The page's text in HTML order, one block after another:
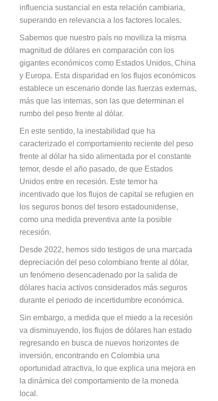
influencia sustancial en esta relación cambiaria,
superando en relevancia a los factores locales.
Sabemos que nuestro país no moviliza la misma
magnitud de dólares en comparación con los
gigantes económicos como Estados Unidos, China
y Europa. Esta disparidad en los flujos económicos
establece un escenario donde las fuerzas externas,
más que las internas, son las que determinan el
rumbo del peso frente al dólar.
En este sentido, la inestabilidad que ha
caracterizado el comportamiento reciente del peso
frente al dólar ha sido alimentada por el constante
temor, desde el año pasado, de que Estados
Unidos entre en recesión. Este temor ha
incentivado que los flujos de capital se refugien en
los seguros bonos del tesoro estadounidense,
como una medida preventiva ante la posible
recesión.
Desde 2022, hemos sido testigos de una marcada
depreciación del peso colombiano frente al dólar,
un fenómeno desencadenado por la salida de
dólares hacia activos considerados más seguros
durante el periodo de incertidumbre económica.
Sin embargo, a medida que el miedo a la recesión
va disminuyendo, los flujos de dólares han estado
regresando en busca de nuevos horizontes de
inversión, encontrando en Colombia una
oportunidad atractiva, lo que explica una mejora en
la dinámica del comportamiento de la moneda
local.